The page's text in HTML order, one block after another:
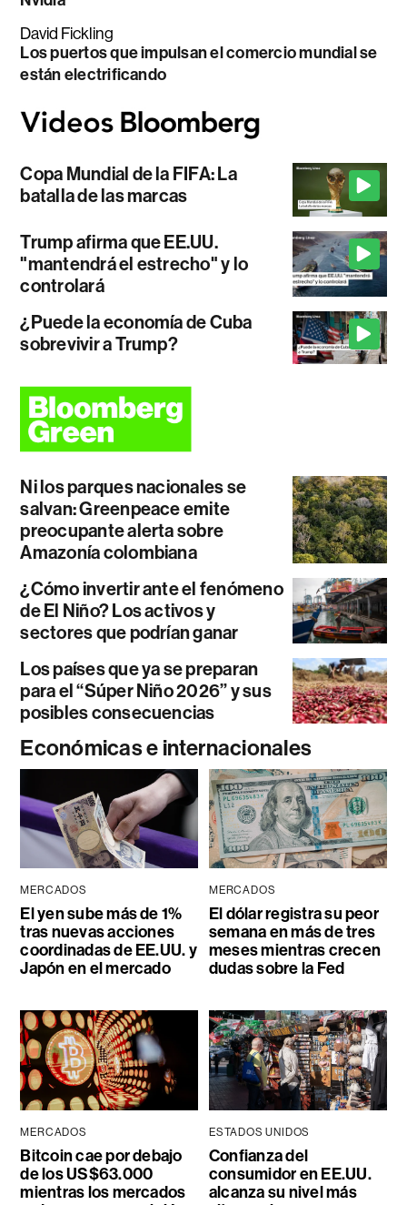
David Fickling
Los puertos que impulsan el comercio mundial se
están electrificando
Copa Mundial de la FIFA: La
batalla de las marcas
Trump afirma que EE.UU.
"mantendrá el estrecho" y lo
controlará
¿Puede la economía de Cuba
sobrevivir a Trump?
Ni los parques nacionales se
salvan: Greenpeace emite
preocupante alerta sobre
Amazonía colombiana
¿Cómo invertir ante el fenómeno
de El Niño? Los activos y
sectores que podrían ganar
Los países que ya se preparan
para el “Súper Niño 2026” y sus
posibles consecuencias
Económicas e internacionales
MERCADOS
El yen sube más de 1%
tras nuevas acciones
coordinadas de EE.UU. y
Japón en el mercado
MERCADOS
El dólar registra su peor
semana en más de tres
meses mientras crecen
dudas sobre la Fed
MERCADOS
Bitcoin cae por debajo
de los US$63.000
mientras los mercados
ESTADOS UNIDOS
Confianza del
consumidor en EE.UU.
alcanza su nivel más